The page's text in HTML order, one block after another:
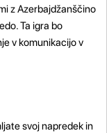
z Azerbajdžanščino
Ta igra bo
v komunikacijo v
svoj napredek in